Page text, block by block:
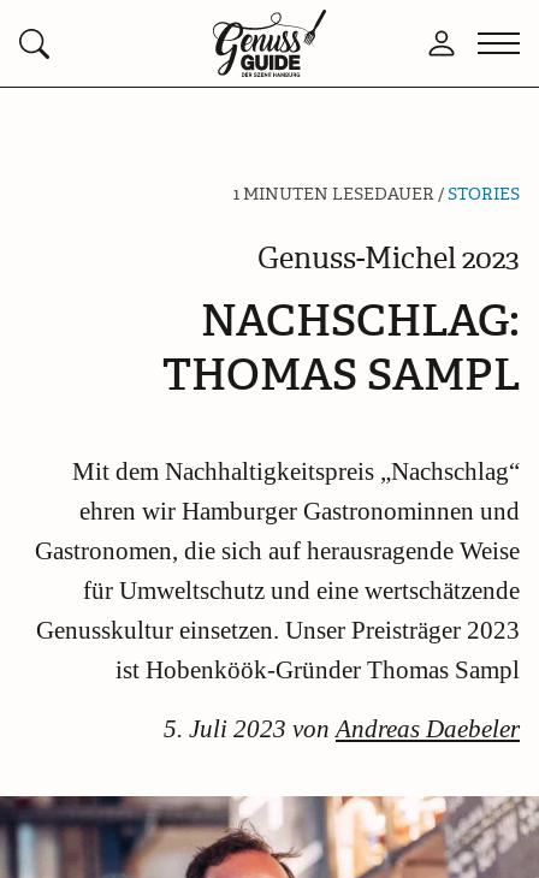
Suchen
Zurück
zur
Anmelden
1 MINUTEN LESEDAUER /STORIES
Genuss-Michel 2023
NACHSCHLAG:
THOMAS SAMPL
Mit dem Nachhaltigkeitspreis „Nachschlag“
ehren wir Hamburger Gastronominnen und
Gastronomen, die sich auf herausragende Weise
für Umweltschutz und eine wertschätzende
Genusskultur einsetzen. Unser Preisträger 2023
ist Hobenköök-Gründer Thomas Sampl
5. Juli 2023 von Andreas Daebeler